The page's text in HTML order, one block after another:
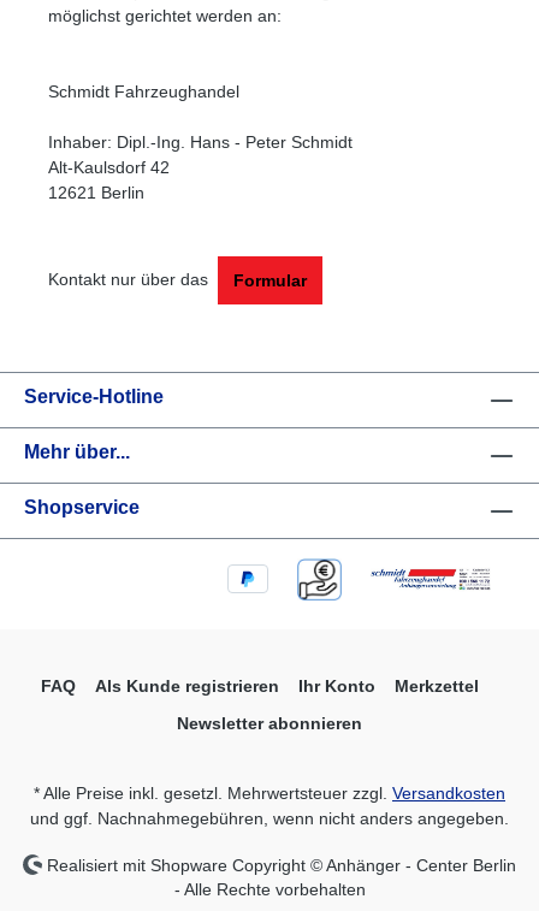
möglichst gerichtet werden an:
Schmidt Fahrzeughandel
Inhaber: Dipl.-Ing. Hans - Peter Schmidt
Alt-Kaulsdorf 42
12621 Berlin
Kontakt nur über das Formular
Service-Hotline
Mehr über...
Shopservice
FAQ Als Kunde registrieren Ihr Konto
Merkzettel
Newsletter abonnieren
* Alle Preise inkl. gesetzl. Mehrwertsteuer zzgl. Versandkosten
und ggf. Nachnahmegebühren, wenn nicht anders angegeben.
Realisiert mit Shopware Copyright © Anhänger - Center Berlin
- Alle Rechte vorbehalten